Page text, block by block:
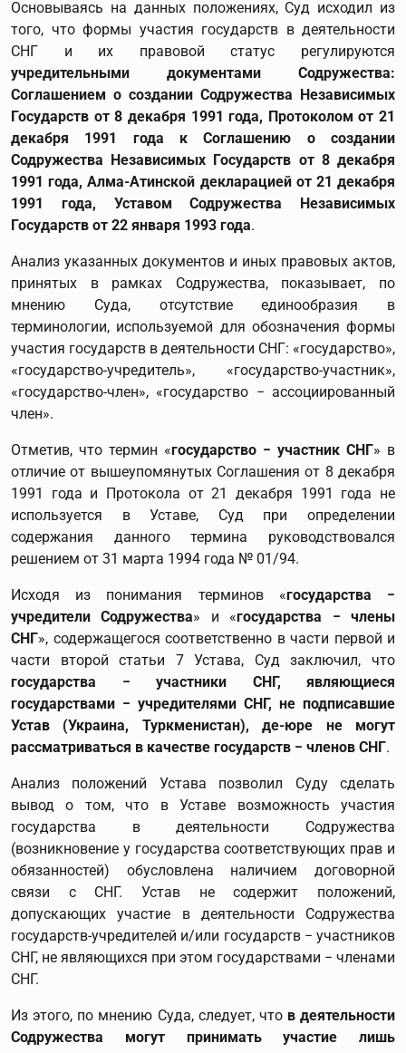
Основываясь на данных положениях, Суд исходил из
того, что формы участия государств в деятельности
СНГ и их правовой статус регулируются
учредительными документами Содружества:
Соглашением о создании Содружества Независимых
Государств от 8 декабря 1991 года, Протоколом от 21
декабря 1991 года к Соглашению о создании
Содружества Независимых Государств от 8 декабря
1991 года, Алма-Атинской декларацией от 21 декабря
1991 года, Уставом Содружества Независимых
Государств от 22 января 1993 года.
Анализ указанных документов и иных правовых актов,
принятых в рамках Содружества, показывает, по
мнению Суда, отсутствие единообразия в
терминологии, используемой для обозначения формы
участия государств в деятельности СНГ: «государство»,
«государство-учредитель», «государство-участник»,
«государство-член», «государство − ассоциированный
член».
Отметив, что термин «государство − участник СНГ» в
отличие от вышеупомянутых Соглашения от 8 декабря
1991 года и Протокола от 21 декабря 1991 года не
используется в Уставе, Суд при определении
содержания данного термина руководствовался
решением от 31 марта 1994 года № 01/94.
Исходя из понимания терминов «государства −
учредители Содружества» и «государства − члены
СНГ», содержащегося соответственно в части первой и
части второй статьи 7 Устава, Суд заключил, что
государства − участники СНГ, являющиеся
государствами − учредителями СНГ, не подписавшие
Устав (Украина, Туркменистан), де-юре не могут
рассматриваться в качестве государств − членов СНГ.
Анализ положений Устава позволил Суду сделать
вывод о том, что в Уставе возможность участия
государства в деятельности Содружества
(возникновение у государства соответствующих прав и
обязанностей) обусловлена наличием договорной
связи с СНГ. Устав не содержит положений,
допускающих участие в деятельности Содружества
государств-учредителей и/или государств − участников
СНГ, не являющихся при этом государствами − членами
СНГ.
Из этого, по мнению Суда, следует, что в деятельности
Содружества могут принимать участие лишь